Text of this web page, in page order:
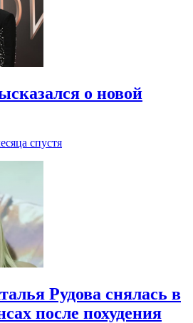
о новой
спустя
Рудова снялась в
после похудения